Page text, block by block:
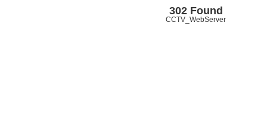
302 Found
CCTV_WebServer